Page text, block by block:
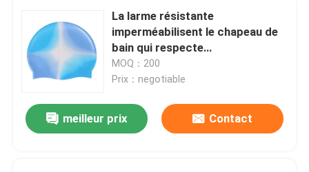
La larme résistante
imperméabilisent le chapeau de
bain qui respecte
l'environnement pour des
femmes et des hommes
MOQ：200
Prix：negotiable
meilleur prix Contact